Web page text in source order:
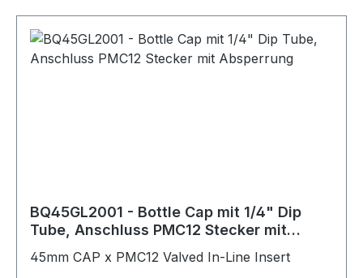
BQ45GL2001 - Bottle Cap mit 1/4" Dip
Tube, Anschluss PMC12 Stecker mit
45mm CAP x PMC12 Valved In-Line Insert